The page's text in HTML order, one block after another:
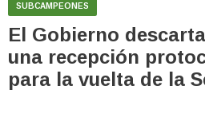
SUBCAMPEONES
El Gobierno
una recepción
para la vuelta de la